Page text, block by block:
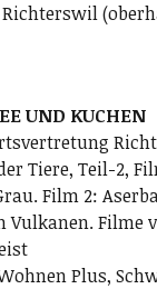
UND KUCHEN
Tiere, Teil-2,
Film 2:
Vulkanen. Filme
Plus,